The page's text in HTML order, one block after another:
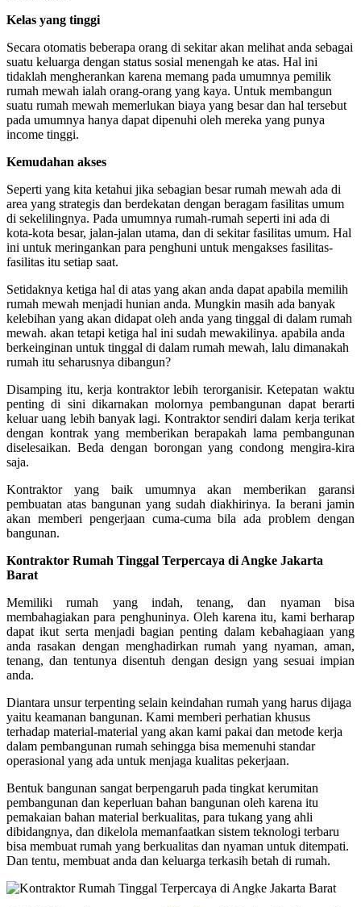
Kelas yang tinggi
Secara otomatis beberapa orang di sekitar akan melihat anda sebagai
suatu keluarga dengan status sosial menengah ke atas. Hal ini
tidaklah mengherankan karena memang pada umumnya pemilik
rumah mewah ialah orang-orang yang kaya. Untuk membangun
suatu rumah mewah memerlukan biaya yang besar dan hal tersebut
pada umumnya hanya dapat dipenuhi oleh mereka yang punya
income tinggi.
Kemudahan akses
Seperti yang kita ketahui jika sebagian besar rumah mewah ada di
area yang strategis dan berdekatan dengan beragam fasilitas umum
di sekelilingnya. Pada umumnya rumah-rumah seperti ini ada di
kota-kota besar, jalan-jalan utama, dan di sekitar fasilitas umum. Hal
ini untuk meringankan para penghuni untuk mengakses fasilitas-
fasilitas itu setiap saat.
Setidaknya ketiga hal di atas yang akan anda dapat apabila memilih
rumah mewah menjadi hunian anda. Mungkin masih ada banyak
kelebihan yang akan didapat oleh anda yang tinggal di dalam rumah
mewah. akan tetapi ketiga hal ini sudah mewakilinya. apabila anda
berkeinginan untuk tinggal di dalam rumah mewah, lalu dimanakah
rumah itu seharusnya dibangun?
Disamping itu, kerja kontraktor lebih terorganisir.Ketepatan waktu
penting di sini dikarnakan molornya pembangunan dapat berarti
keluar uang lebih banyak lagi. Kontraktor sendiri dalam kerja terikat
dengan kontrak yang memberikan berapakah lama pembangunan
diselesaikan. Beda dengan borongan yang condong mengira-kira
saja.
Kontraktor yang baik umumnya akan memberikan garansi
pembuatan atas bangunan yang sudah diakhirinya. Ia berani jamin
akan memberi pengerjaan cuma-cuma bila ada problem dengan
bangunan.
Kontraktor Rumah Tinggal Terpercaya di Angke Jakarta
Barat
Memiliki rumah yang indah, tenang, dan nyaman bisa
membahagiakan para penghuninya. Oleh karena itu, kami berharap
dapat ikut serta menjadi bagian penting dalam kebahagiaan yang
anda rasakan dengan menghadirkan rumah yang nyaman, aman,
tenang, dan tentunya disentuh dengan design yang sesuai impian
anda.
Diantara unsur terpenting selain keindahan rumah yang harus dijaga
yaitu keamanan bangunan. Kami memberi perhatian khusus
terhadap material-material yang akan kami pakai dan metode kerja
dalam pembangunan rumah sehingga bisa memenuhi standar
operasional yang ada untuk menjaga kualitas pekerjaan.
Bentuk bangunan sangat berpengaruh pada tingkat kerumitan
pembangunan dan keperluan bahan bangunan oleh karena itu
pemakaian bahan material berkualitas, para tukang yang ahli
dibidangnya, dan dikelola memanfaatkan sistem teknologi terbaru
bisa membuat rumah yang berkualitas dan nyaman untuk ditempati.
Dan tentu, membuat anda dan keluarga terkasih betah di rumah.